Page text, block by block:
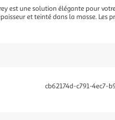
est une solution élégante pour
et teinté dans la masse.
cb62174d-c791-4ec7-